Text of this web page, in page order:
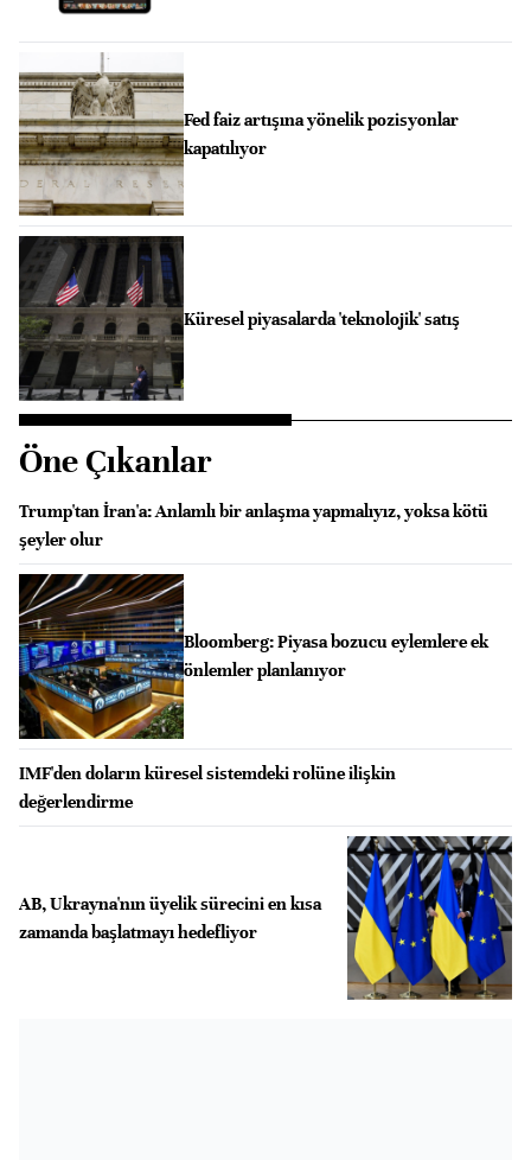
Fed faiz artışına yönelik pozisyonlar
kapatılıyor
Küresel piyasalarda 'teknolojik' satış
Öne Çıkanlar
Trump'tan İran'a: Anlamlı bir anlaşma yapmalıyız, yoksa kötü
şeyler olur
Bloomberg: Piyasa bozucu eylemlere ek
önlemler planlanıyor
IMF'den doların küresel sistemdeki rolüne ilişkin
değerlendirme
AB, Ukrayna'nın üyelik sürecini en kısa
zamanda başlatmayı hedefliyor